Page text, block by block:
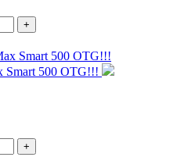
+
Smart 500 OTG!!!
+